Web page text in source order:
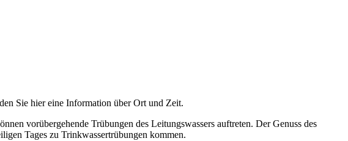
Sie hier eine Information über Ort und Zeit.
vorübergehende Trübungen des Leitungswassers auftreten. Der Genuss des
Tages zu Trinkwassertrübungen kommen.